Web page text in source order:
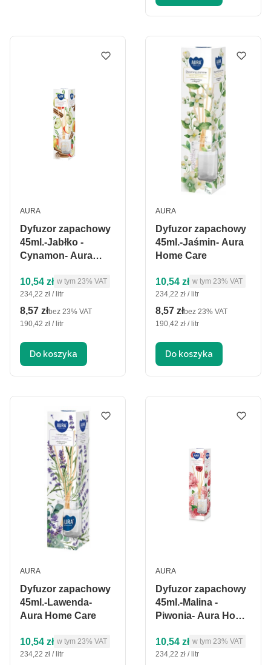
Dyfuzor zapachowy
45ml.-Jabłko -
Cynamon- Aura
PRODUCENT
AURA
Cena brutto
10,54 zł w tym %s VAT
w tym 23% VAT
Cena jednostkowa brutto
234,22 zł / litr
Cena netto
8,57 złbez 23% VAT
Cena jednostkowa netto
190,42 zł / litr
Do koszyka
Dyfuzor zapachowy
45ml.-Jaśmin- Aura
Home Care
PRODUCENT
AURA
Cena brutto
10,54 zł w tym %s VAT
w tym 23% VAT
Cena jednostkowa brutto
234,22 zł / litr
Cena netto
8,57 złbez 23% VAT
Cena jednostkowa netto
190,42 zł / litr
Do koszyka
Dyfuzor zapachowy
45ml.-Lawenda-
Aura Home Care
PRODUCENT
AURA
Cena brutto
10,54 zł w tym %s VAT
w tym 23% VAT
Cena jednostkowa brutto
234,22 zł / litr
Dyfuzor zapachowy
45ml.-Malina -
Piwonia- Aura Home
PRODUCENT
AURA
Cena brutto
10,54 zł w tym %s VAT
w tym 23% VAT
Cena jednostkowa brutto
234,22 zł / litr